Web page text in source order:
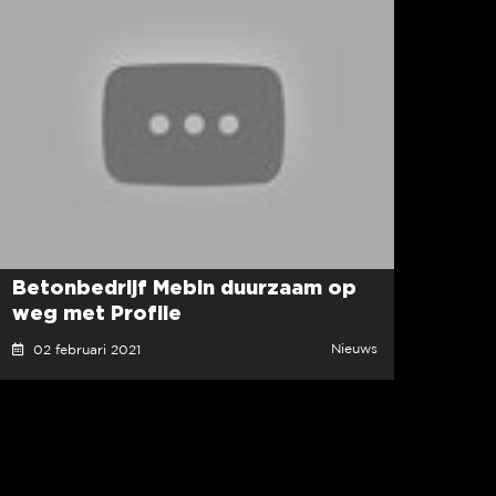
Betonbedrijf Mebin duurzaam op
weg met Profile
02 februari 2021 Nieuws